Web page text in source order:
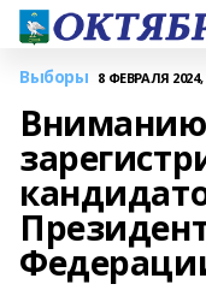
Выборы 8 ФЕВРАЛЯ 2024,
Вниманию